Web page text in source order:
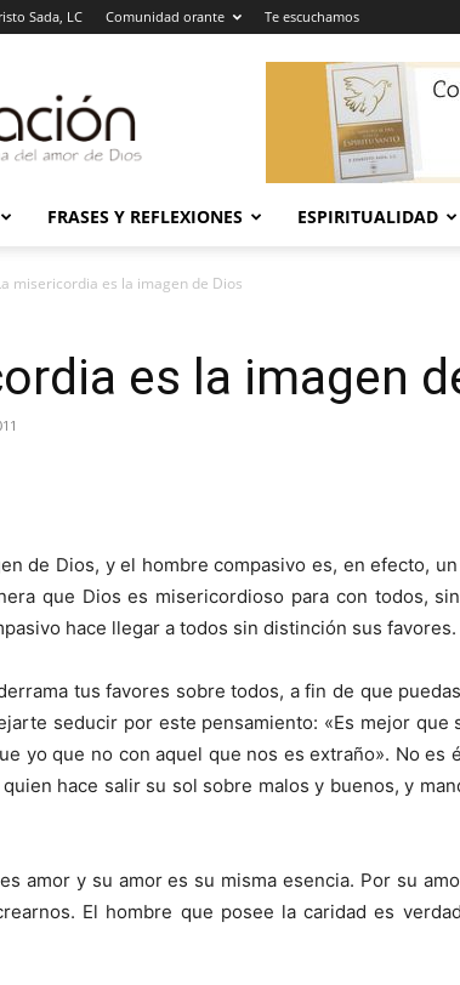
Sada, LC Comunidad orante Te escuchamos
FRASES Y REFLEXIONES ESPIRITUALIDAD
misericordia es la imagen de Dios
es la imagen
de Dios, y el hombre compasivo es, en efecto,
que Dios es misericordioso para con todos,
hace llegar a todos sin distinción sus favores.
tus favores sobre todos, a fin de que
seducir por este pensamiento: «Es mejor que
yo que no con aquel que nos es extraño». No es
hace salir su sol sobre malos y buenos, y
amor y su amor es su misma esencia. Por su
El hombre que posee la caridad es